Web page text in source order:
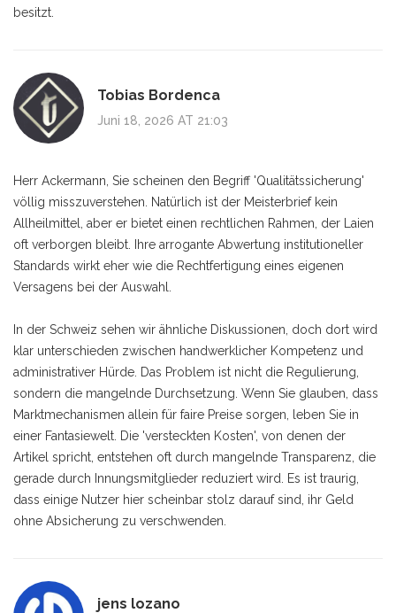
besitzt.
Tobias Bordenca
Juni 18, 2026 AT 21:03
Herr Ackermann, Sie scheinen den Begriff 'Qualitätssicherung'
völlig misszuverstehen. Natürlich ist der Meisterbrief kein
Allheilmittel, aber er bietet einen rechtlichen Rahmen, der Laien
oft verborgen bleibt. Ihre arrogante Abwertung institutioneller
Standards wirkt eher wie die Rechtfertigung eines eigenen
Versagens bei der Auswahl.
In der Schweiz sehen wir ähnliche Diskussionen, doch dort wird
klar unterschieden zwischen handwerklicher Kompetenz und
administrativer Hürde. Das Problem ist nicht die Regulierung,
sondern die mangelnde Durchsetzung. Wenn Sie glauben, dass
Marktmechanismen allein für faire Preise sorgen, leben Sie in
einer Fantasiewelt. Die 'versteckten Kosten', von denen der
Artikel spricht, entstehen oft durch mangelnde Transparenz, die
gerade durch Innungsmitglieder reduziert wird. Es ist traurig,
dass einige Nutzer hier scheinbar stolz darauf sind, ihr Geld
ohne Absicherung zu verschwenden.
jens lozano